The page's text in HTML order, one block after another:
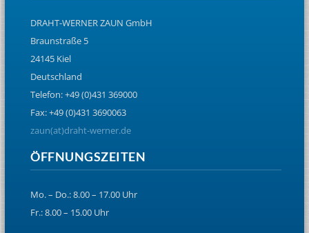
DRAHT-WERNER ZAUN GmbH
Braunstraße 5
24145 Kiel
Deutschland
Telefon: +49 (0)431 369000
Fax: +49 (0)431 3690063
zaun(at)draht-werner.de
ÖFFNUNGSZEITEN
Mo. – Do.: 8.00 – 17.00 Uhr
Fr.: 8.00 – 15.00 Uhr